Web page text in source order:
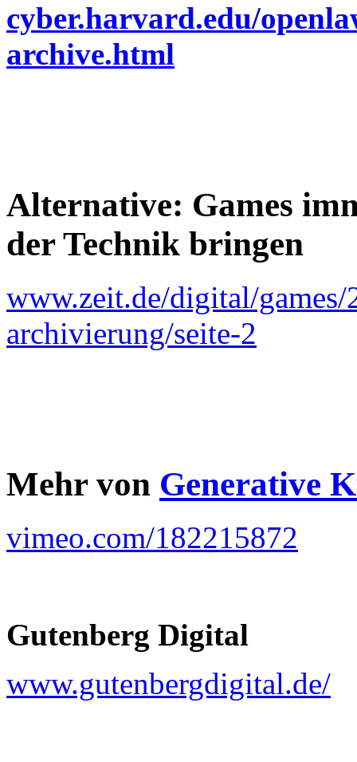
cyber.harvard.edu/
archive.html
Alternative: Games
der Technik bringen
www.zeit.de/digital/
archivierung/seite-2
Mehr von Generative
vimeo.com/182215872
Gutenberg Digital
www.gutenbergdigital.de/